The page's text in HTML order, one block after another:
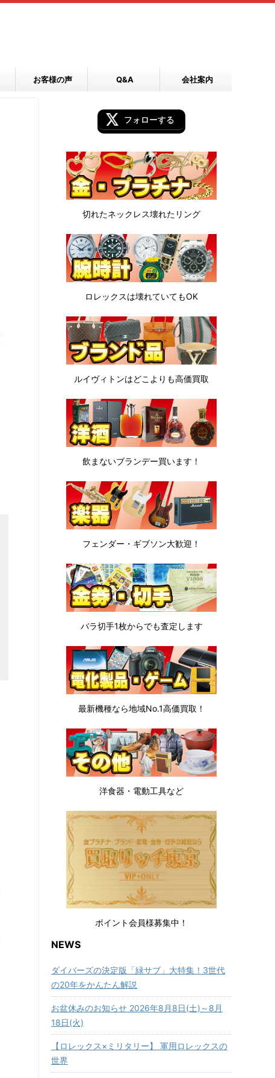
お客様の声 Q&A 会社案内
フォローする
切れたネックレス壊れたリング
ロレックスは壊れていてもOK
ルイヴィトンはどこよりも高価買取
飲まないブランデー買います！
フェンダー・ギブソン大歓迎！
バラ切手1枚からでも査定します
最新機種なら地域No.1高価買取！
洋食器・電動工具など
ポイント会員様募集中！
NEWS
ダイバーズの決定版「緑サブ」大特集！3世代
の20年をかんたん解説
お盆休みのお知らせ 2026年8月8日(土)～8月
18日(火)
【ロレックス×ミリタリー】 軍用ロレックスの
世界